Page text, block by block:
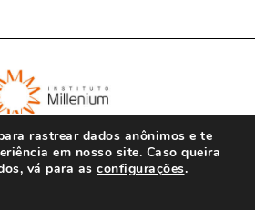
rastrear dados anônimos e te
em nosso site. Caso queira
vá para as configurações.